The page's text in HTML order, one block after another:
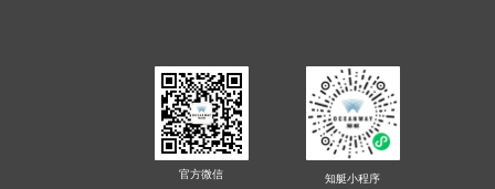
官方微信 知艇小程序